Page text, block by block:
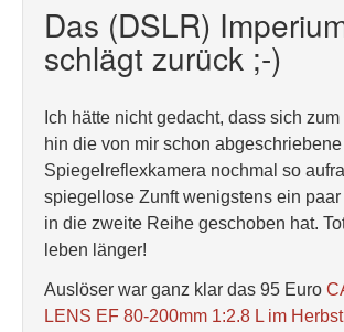
Das (DSLR)
schlägt zurück ;-)
Ich hätte nicht gedacht, dass sich
hin die von mir schon
Spiegelreflexkamera nochmal so
spiegellose Zunft wenigstens ein
in die zweite Reihe geschoben hat.
leben länger!
Auslöser war ganz klar das 95 Euro
LENS EF 80-200mm 1:2.8 L im